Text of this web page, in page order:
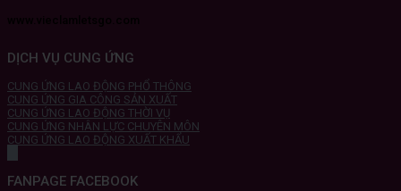
DỊCH VỤ CUNG ỨNG
CUNG ỨNG LAO ĐỘNG PHỔ THÔNG
CUNG ỨNG GIA CÔNG SẢN XUẤT
CUNG ỨNG LAO ĐỘNG THỜI VỤ
CUNG ỨNG NHÂN LỰC CHUYÊN MÔN
CUNG ỨNG LAO ĐỘNG XUẤT KHẨU
FANPAGE FACEBOOK